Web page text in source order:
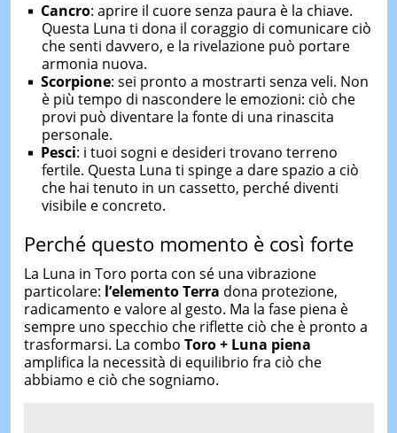
Cancro: aprire il cuore senza paura è la chiave.
Questa Luna ti dona il coraggio di comunicare ciò
che senti davvero, e la rivelazione può portare
armonia nuova.
Scorpione: sei pronto a mostrarti senza veli. Non
è più tempo di nascondere le emozioni: ciò che
provi può diventare la fonte di una rinascita
personale.
Pesci: i tuoi sogni e desideri trovano terreno
fertile. Questa Luna ti spinge a dare spazio a ciò
che hai tenuto in un cassetto, perché diventi
visibile e concreto.
Perché questo momento è così forte
La Luna in Toro porta con sé una vibrazione
particolare: l’elemento Terra dona protezione,
radicamento e valore al gesto. Ma la fase piena è
sempre uno specchio che riflette ciò che è pronto a
trasformarsi. La combo Toro + Luna piena
amplifica la necessità di equilibrio fra ciò che
abbiamo e ciò che sogniamo.